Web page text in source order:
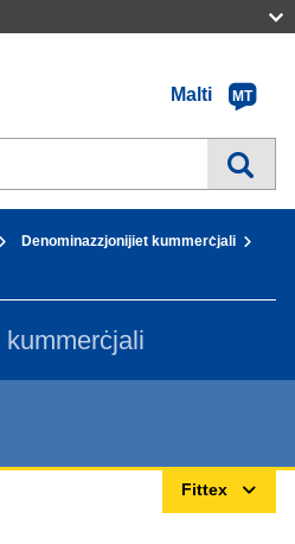
Ewropea
Malti
MT
Denominazzjonijiet kummerċjali
Fittex